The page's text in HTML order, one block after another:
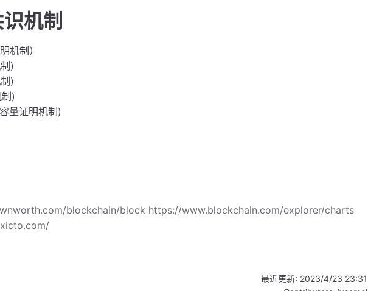
机制
机制）
)
)
)
量证明机制)
blockchain/block https://www.blockchain.com/explorer/charts
最近更新: 2023/4/23 23:31